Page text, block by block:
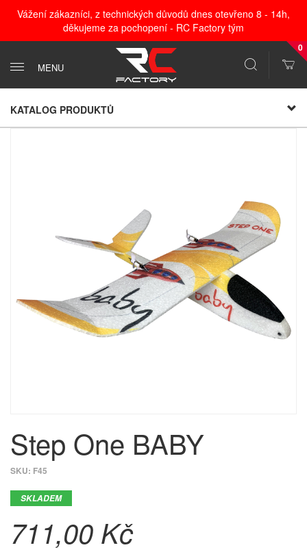
Vážení zákazníci, z technických důvodů dnes otevřeno 8 - 14h,
děkujeme za pochopení - RC Factory tým
MENU
0
KATALOG PRODUKTŮ
Step One BABY
SKU: F45
SKLADEM
711,00 Kč